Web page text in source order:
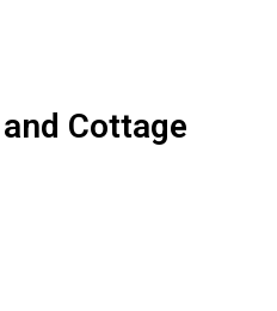
Cottage